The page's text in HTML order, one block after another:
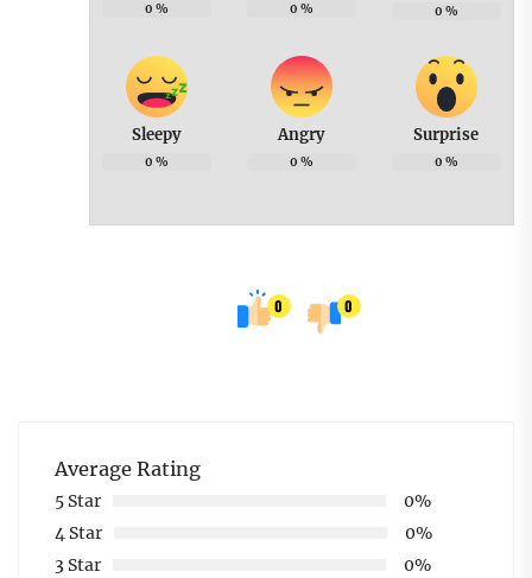
0 % 0 % 0 %
Sleepy
0 %
Angry
0 %
Surprise
0 %
0 0
Average Rating
5 Star
0%
4 Star
0%
3 Star
0%